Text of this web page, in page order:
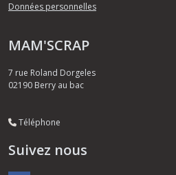
Données personnelles
MAM'SCRAP
7 rue Roland Dorgeles
02190 Berry au bac
Téléphone
Suivez nous